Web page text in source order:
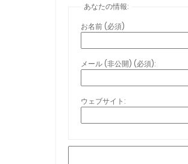
あなたの情報:
お名前 (必須)
メール (非公開) (必須):
ウェブサイト: